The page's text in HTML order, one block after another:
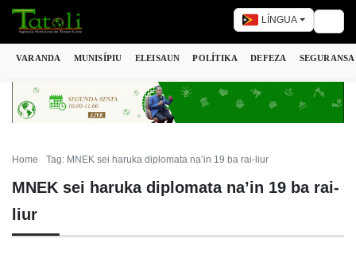
LÍNGUA
VARANDA MUNISÍPIU ELEISAUN POLÍTIKA DEFEZA SEGURANSA
Home Tag: MNEK sei haruka diplomata na’in 19 ba rai-liur
MNEK sei haruka diplomata na’in 19 ba rai-
liur